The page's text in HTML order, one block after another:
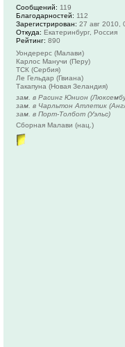
Сообщений: 119
Благодарностей: 112
Зарегистрирован: 27 авг 2010,
Откуда: Екатеринбург, Россия
Рейтинг: 890
Уондерерс (Малави)
Карлос Манучи (Перу)
ТСК (Сербия)
Ле Гельдар (Гвиана)
Такапуна (Новая Зеландия)
зам. в Расинг Юнион
зам. в Чарльтон Атлетик
зам. в Порт-Толбот (Уэльс)
Сборная Малави (нац.)